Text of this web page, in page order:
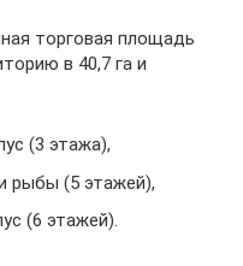
торговая площадь
в 40,7 га и
(3 этажа),
рыбы (5 этажей),
(6 этажей).